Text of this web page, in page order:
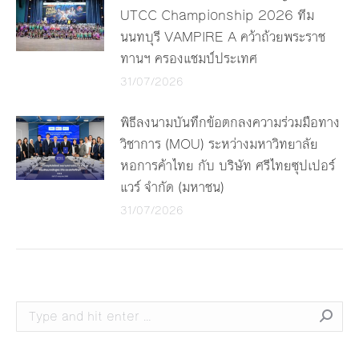
UTCC Championship 2026 ทีม
นนทบุรี VAMPIRE A คว้าถ้วยพระราช
ทานฯ ครองแชมป์ประเทศ
31/07/2026
พิธีลงนามบันทึกข้อตกลงความร่วมมือทาง
วิชาการ (MOU) ระหว่างมหาวิทยาลัย
หอการค้าไทย กับ บริษัท ศรีไทยซุปเปอร์
แวร์ จำกัด (มหาชน)
31/07/2026
Search: